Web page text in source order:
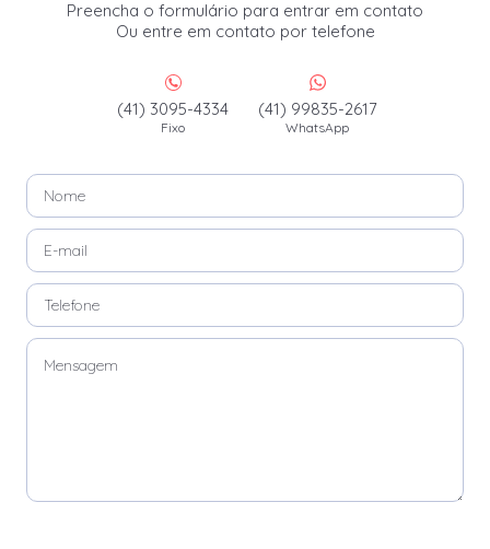
Preencha o formulário para entrar em contato
Ou entre em contato por telefone
(41) 3095-4334
Fixo
(41) 99835-2617
WhatsApp